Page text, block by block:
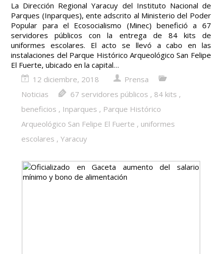
La Dirección Regional Yaracuy del Instituto Nacional de
Parques (Inparques), ente adscrito al Ministerio del Poder
Popular para el Ecosocialismo (Minec) benefició a 67
servidores públicos con la entrega de 84 kits de
uniformes escolares. El acto se llevó a cabo en las
instalaciones del Parque Histórico Arqueológico San Felipe
El Fuerte, ubicado en la capital…
12 diciembre, 2018
Prensa
Noticias
67 servidores públicos , 84 kits ,
beneficios , Inparques , Parque Histórico
Arqueológico San Felipe El Fuerte , uniformes
escolares , Yaracuy